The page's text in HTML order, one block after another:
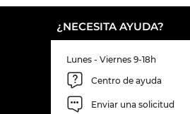
¿NECESITA AYUDA?
Lunes - Viernes 9-18h
Centro de ayuda
Enviar una solicitud